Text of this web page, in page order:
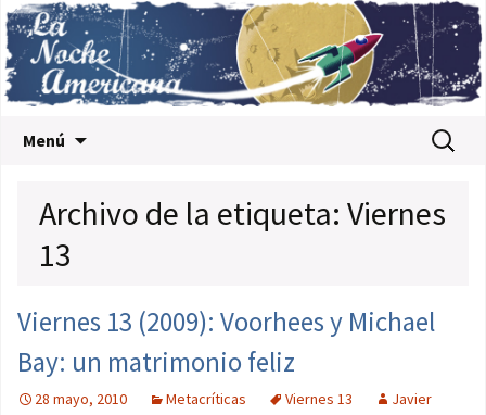
Menú Buscar:
Archivo de la etiqueta: Viernes
13
Viernes 13 (2009): Voorhees y Michael
Bay: un matrimonio feliz
28 mayo, 2010 Metacríticas Viernes 13
Javier